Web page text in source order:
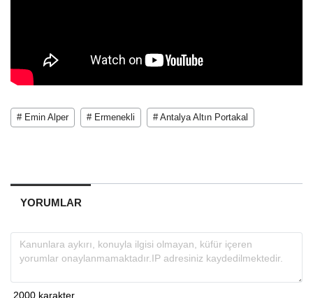
# Emin Alper # Ermenekli # Antalya Altın Portakal
YORUMLAR